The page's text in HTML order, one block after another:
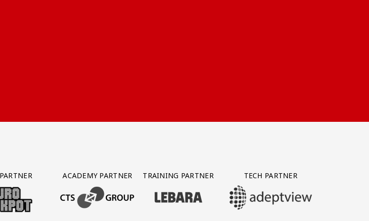
SLEEVE PARTNER EUROJACKPOT
ACADEMY PARTNER
BEZOEK ONZE ACADEMY PARTNER CTS GROUP
TRAINING PARTNER
BEZOEK ONZE TRAINING PARTNER LEBARA
TECH PARTNER
BEZOEK ONZE TECH PARTNER